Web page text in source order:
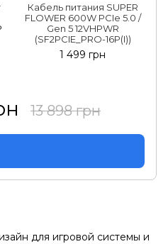
Кабель питания SUPER
FLOWER 600W PCIe 5.0 /
Gen 5 12VHPWR
(SF2PCIE_PRO-16P(I))
1 499 грн
13 898 грн
для игровой системы и